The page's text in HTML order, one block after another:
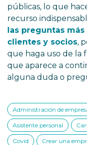
públicas, lo que
recurso
las preguntas
clientes y socios,
que haga uso de la
que aparece a
alguna duda o
Administración de
Asistente personal
Covid Crear una